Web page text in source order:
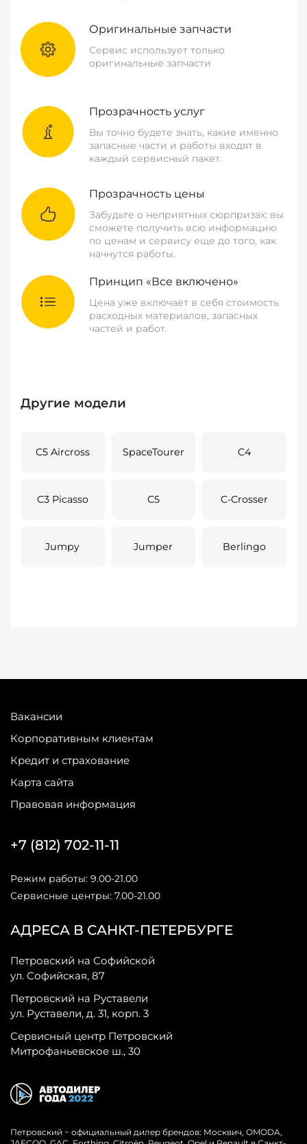
Оригинальные запчасти
Сервис использует только
оригинальные запчасти
Прозрачность услуг
Вы точно будете знать, какие именно
запасные части и работы входят в
каждый сервисный пакет.
Прозрачность цены
Забудьте о неприятных сюрпризах: вы
сможете получить всю информацию
по ценам и сервису еще до того, как
начнутся работы.
Принцип «Все включено»
Цена уже включает в себя стоимость
расходных материалов, запасных
частей и работ.
Другие модели
C5 Aircross SpaceTourer C4
C3 Picasso C5 C-Crosser
Jumpy Jumper Berlingo
Вакансии
Корпоративным клиентам
Кредит и страхование
Карта сайта
Правовая информация
АДРЕСА В САНКТ-ПЕТЕРБУРГЕ
Петровский на Софийской
ул. Софийская, 87
Петровский на Руставели
ул. Руставели, д. 31, корп. 3
Сервисный центр Петровский
Митрофаньевское ш., 30
+7 (812) 702-11-11
Режим работы: 9.00-21.00
Сервисные центры: 7.00-21.00
Петровский − официальный дилер брендов: Москвич, OMODA,